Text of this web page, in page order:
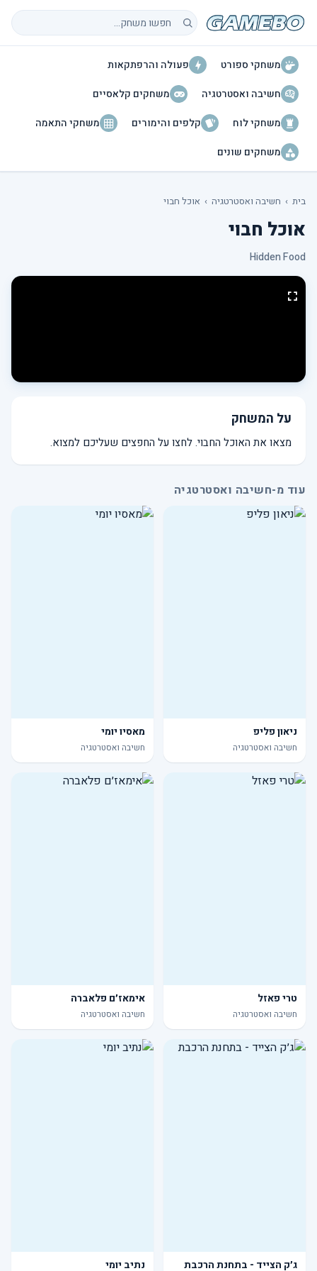
חיפוש משחקים
משחקי ספורט
פעולה והרפתקאות
חשיבה ואסטרטגיה
משחקים קלאסיים
משחקי לוח
קלפים והימורים
משחקי התאמה
משחקים שונים
בית › חשיבה ואסטרטגיה › אוכל חבוי
אוכל חבוי
Hidden Food
על המשחק
מצאו את האוכל החבוי. לחצו על החפצים שעליכם למצוא.
עוד מ-חשיבה ואסטרטגיה
ניאון פליפ
חשיבה ואסטרטגיה
מאסיו יומי
חשיבה ואסטרטגיה
טרי פאזל
חשיבה ואסטרטגיה
אימאז׳ם פלאברה
חשיבה ואסטרטגיה
ג׳ק הצייד - בתחנת הרכבת נתיב יומי